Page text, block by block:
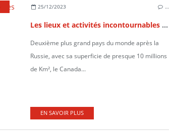
25/12/2023 …
Les lieux et activités incontournables au Canada
Deuxième plus grand pays du monde après la
Russie, avec sa superficie de presque 10 millions
de Km², le Canada...
EN SAVOIR PLUS